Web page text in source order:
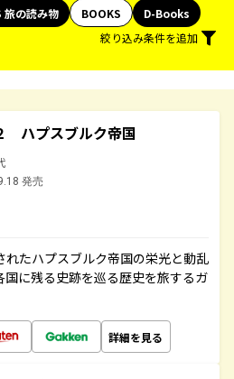
旅の読み物 BOOKS
D-Books
絞り込み条件を追加
ハプスブルク帝国
発売
れたハプスブルク帝国の栄光と動乱
に残る史跡を巡る歴史を旅するガ
詳細を見る